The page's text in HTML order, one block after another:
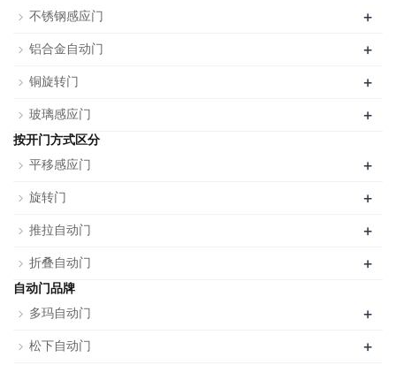
不锈钢感应门
+
铝合金自动门 +
铜旋转门 +
玻璃感应门 +
按开门方式区分
平移感应门
+
旋转门 +
推拉自动门 +
折叠自动门 +
自动门品牌
多玛自动门
+
松下自动门 +